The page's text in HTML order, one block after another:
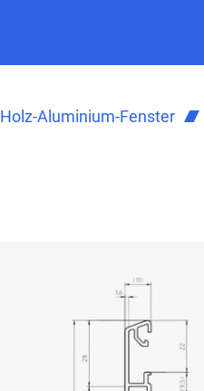
Holz-Aluminium-Fenster